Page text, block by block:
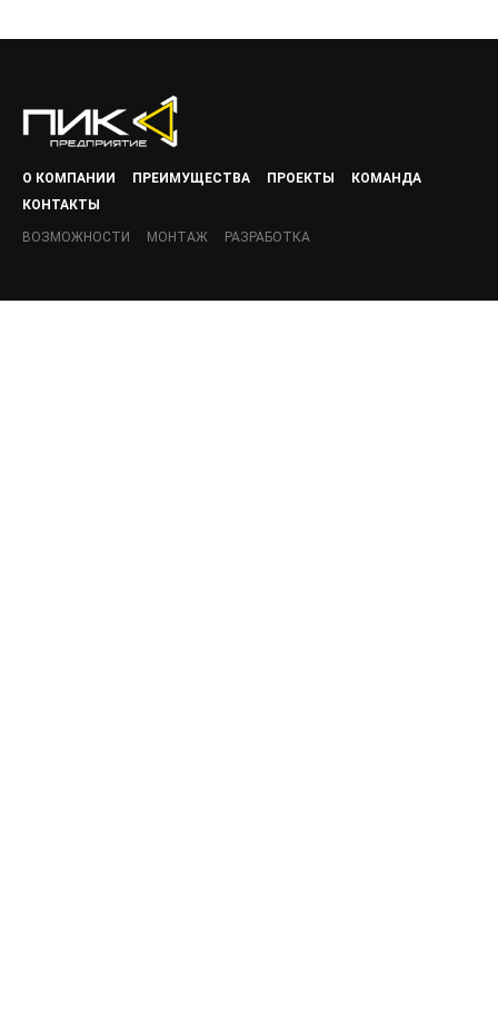
О КОМПАНИИ ПРЕИМУЩЕСТВА ПРОЕКТЫ
КОМАНДА
КОНТАКТЫ
ВОЗМОЖНОСТИ МОНТАЖ РАЗРАБОТКА